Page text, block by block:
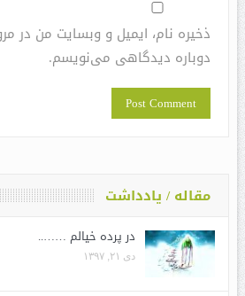
ذخیره نام، ایمیل و وبسایت من در
دوباره دیدگاهی می‌نویسم.
مقاله / یادداشت
در پرده خیالم ……..
دی ۲۱, ۱۳۹۷